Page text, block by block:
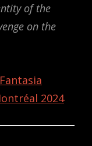
of the
on the
Fantasia
2024